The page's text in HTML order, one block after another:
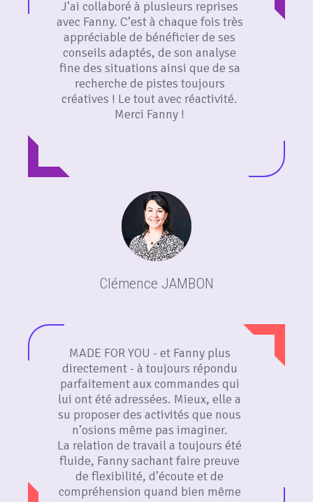
J’ai collaboré à plusieurs reprises
avec Fanny. C’est à chaque fois très
appréciable de bénéficier de ses
conseils adaptés, de son analyse
fine des situations ainsi que de sa
recherche de pistes toujours
créatives ! Le tout avec réactivité.
Merci Fanny !
Clémence JAMBON
MADE FOR YOU - et Fanny plus
directement - à toujours répondu
parfaitement aux commandes qui
lui ont été adressées. Mieux, elle a
su proposer des activités que nous
n’osions même pas imaginer.
La relation de travail a toujours été
fluide, Fanny sachant faire preuve
de flexibilité, d’écoute et de
compréhension quand bien même